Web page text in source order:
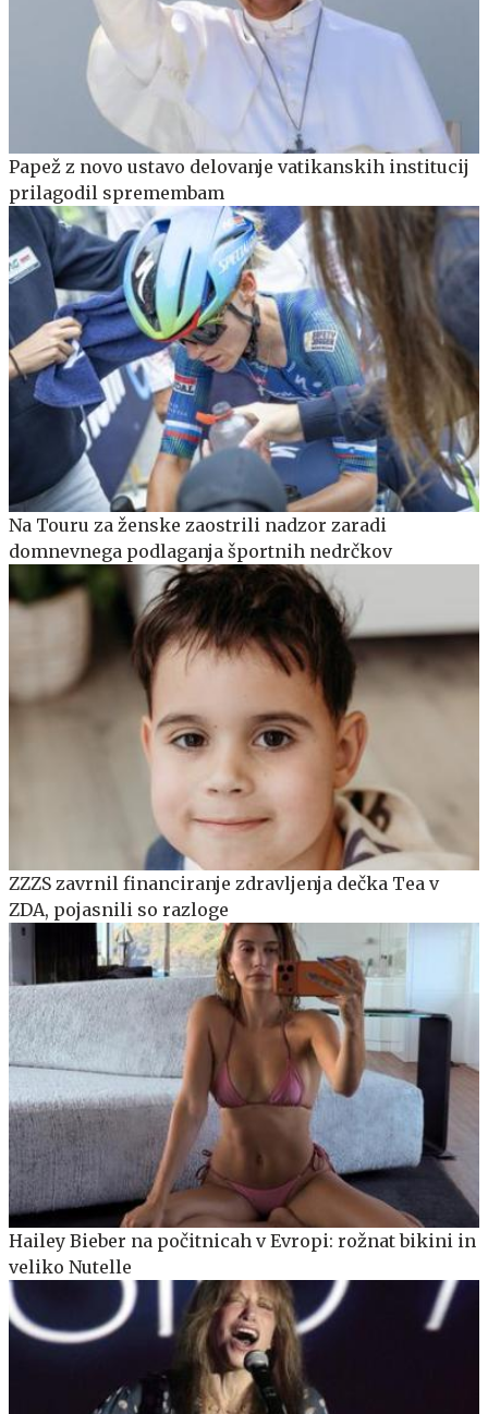
Papež z novo ustavo delovanje vatikanskih institucij
prilagodil spremembam
Na Touru za ženske zaostrili nadzor zaradi
domnevnega podlaganja športnih nedrčkov
ZZZS zavrnil financiranje zdravljenja dečka Tea v
ZDA, pojasnili so razloge
Hailey Bieber na počitnicah v Evropi: rožnat bikini in
veliko Nutelle